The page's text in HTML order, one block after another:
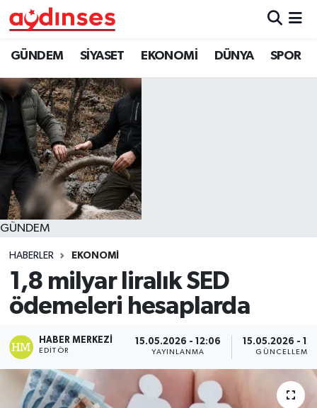
GÜNDEM SİYASET EKONOMİ DÜNYA SPOR
GÜNDEM
HABERLER EKONOMİ
1,8 milyar liralık SED
ödemeleri hesaplarda
HABER MERKEZI
EDITÖR
15.05.2026 - 12:06
YAYINLANMA
15.05.2026 -
GÜNCELLEME
GÜNDEM
SİYASET
EKONOMİ
DÜNYA
SPOR
MAGAZİN
YAŞAM
Nöbetçi Eczaneler
Hava Durumu
Aydin Namaz Vakitleri
Trafik Durumu
Süper Lig Puan Durumu ve Fikstür
Tüm Manşetler
Son Dakika Haberleri
Haber Arşivi